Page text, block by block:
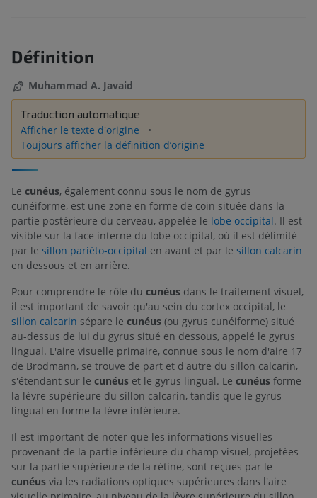
Définition
Muhammad A. Javaid
Traduction automatique
Afficher le texte d'origine
Toujours afficher la définition d’origine
Le cunéus, également connu sous le nom de gyrus
cunéiforme, est une zone en forme de coin située dans la
partie postérieure du cerveau, appelée le lobe occipital. Il est
visible sur la face interne du lobe occipital, où il est délimité
par le sillon pariéto-occipital en avant et par le sillon calcarin
en dessous et en arrière.
Pour comprendre le rôle du cunéus dans le traitement visuel,
il est important de savoir qu'au sein du cortex occipital, le
sillon calcarin sépare le cunéus (ou gyrus cunéiforme) situé
au-dessus de lui du gyrus situé en dessous, appelé le gyrus
lingual. L'aire visuelle primaire, connue sous le nom d'aire 17
de Brodmann, se trouve de part et d'autre du sillon calcarin,
s'étendant sur le cunéus et le gyrus lingual. Le cunéus forme
la lèvre supérieure du sillon calcarin, tandis que le gyrus
lingual en forme la lèvre inférieure.
Il est important de noter que les informations visuelles
provenant de la partie inférieure du champ visuel, projetées
sur la partie supérieure de la rétine, sont reçues par le
cunéus via les radiations optiques supérieures dans l'aire